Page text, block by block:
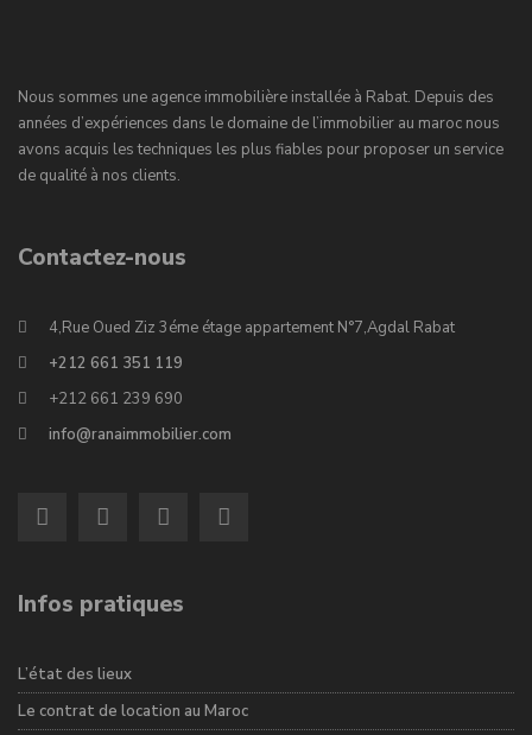
Nous sommes une agence immobilière installée à Rabat. Depuis des
années d’expériences dans le domaine de l’immobilier au maroc nous
avons acquis les techniques les plus fiables pour proposer un service
de qualité à nos clients.
Contactez-nous
4,Rue Oued Ziz 3éme étage appartement N°7,Agdal Rabat
+212 661 351 119
+212 661 239 690
info@ranaimmobilier.com
Infos pratiques
L’état des lieux
Le contrat de location au Maroc